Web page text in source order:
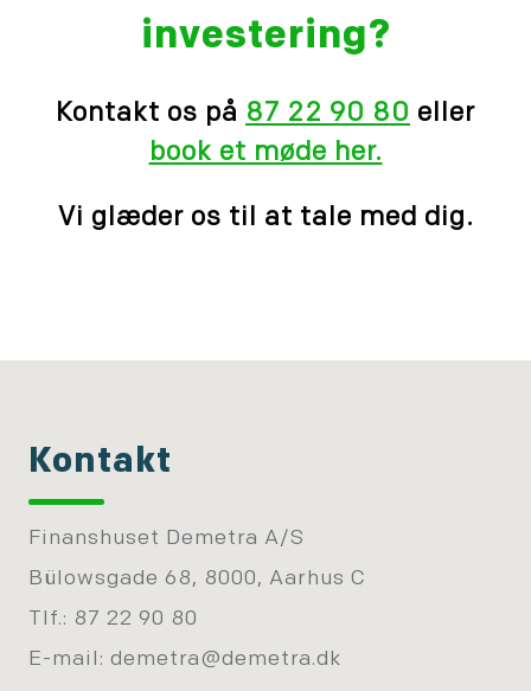
investering?
Kontakt os på 87 22 90 80 eller
book et møde her.
Vi glæder os til at tale med dig.
Kontakt
Finanshuset Demetra A/S
Bülowsgade 68, 8000, Aarhus C
Tlf.: 87 22 90 80
E-mail: demetra@demetra.dk